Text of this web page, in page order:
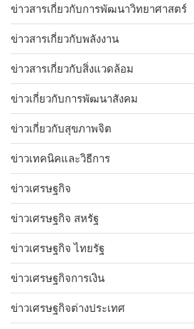
ข่าวสารเกี่ยวกับการพัฒนาวิทยาศาสตร์
ข่าวสารเกี่ยวกับพลังงาน
ข่าวสารเกี่ยวกับสิ่งแวดล้อม
ข่าวเกี่ยวกับการพัฒนาสังคม
ข่าวเกี่ยวกับสุขภาพจิต
ข่าวเทคนิคและวิธีการ
ข่าวเศรษฐกิจ
ข่าวเศรษฐกิจ สหรัฐ
ข่าวเศรษฐกิจ ไทยรัฐ
ข่าวเศรษฐกิจการเงิน
ข่าวเศรษฐกิจต่างประเทศ